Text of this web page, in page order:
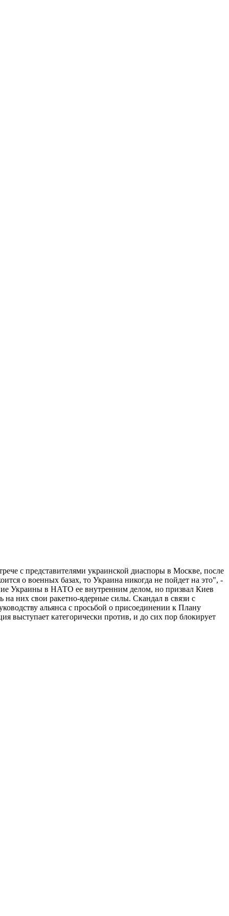
с представителями украинской диаспоры в Москве, после
о военных базах, то Украина никогда не пойдет на это", -
Украины в НАТО ее внутренним делом, но призвал Киев
них свои ракетно-ядерные силы. Скандал в связи с
альянса с просьбой о присоединении к Плану
выступает категорически против, и до сих пор блокирует